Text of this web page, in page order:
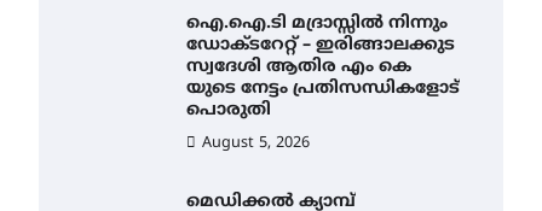
ഐ.ഐ.ടി മദ്രാസ്സിൽ നിന്നും
ഡോക്ടറേറ്റ് – ഇരിങ്ങാലക്കുട
സ്വദേശി ആതിര എം കെ
യുടെ നേട്ടം പ്രതിസന്ധികളോട്
പൊരുതി
August 5, 2026
മെഡിക്കൽ ക്യാമ്പ്